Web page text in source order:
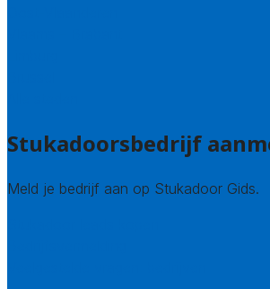
Stukadoorsbedrijf
Meld je bedrijf aan op Stukadoor Gids.